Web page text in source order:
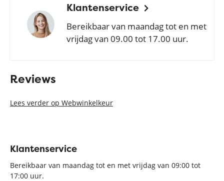
Klantenservice
Bereikbaar van maandag tot en met
vrijdag van 09.00 tot 17.00 uur.
Reviews
Lees verder op Webwinkelkeur
Klantenservice
Bereikbaar van maandag tot en met vrijdag van 09:00 tot
17:00 uur.